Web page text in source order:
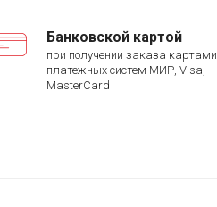
Банковской картой
при получении заказа картами
платежных систем МИР, Visa,
MasterCard